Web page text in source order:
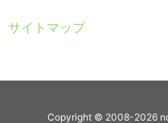
サイトマップ
Copyright © 2008-2026